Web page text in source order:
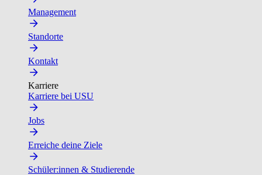
Management
Standorte
Kontakt
Karriere
Karriere bei USU
Jobs
Erreiche deine Ziele
Schüler:innen & Studierende